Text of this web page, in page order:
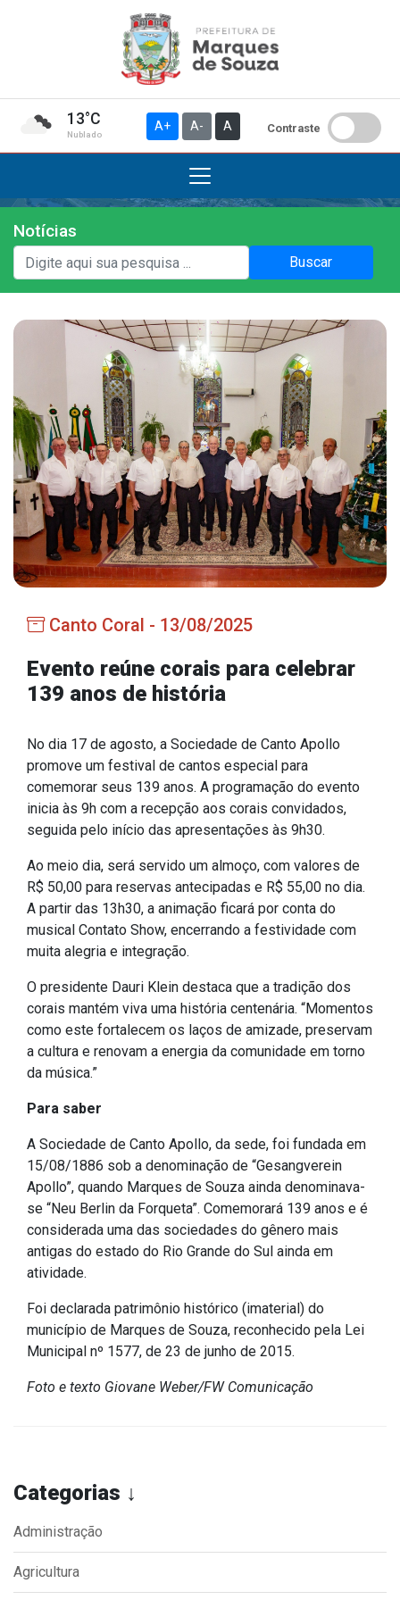
13°C
Nublado
A+ A- A Contraste
Institucional
A Prefeitura
Gabinete do Vice-prefeito
História do Município
Símbolos Oficiais
Estrutura Organizacional
Secretarias
Administração
Agricultura e Meio Ambiente
Educação, Cultura, Desporto e Turismo
Obras
Saúde
Serviços
IPTU 2026
Ouvidoria
Portal do Cidadão
Portal do Servidor
Publicações
Diário Oficial (Novo)
Recursos Humanos
Processo Seletivo
Seletivo Simplificado
Concursos
Instruções Normativas
Licitações
Chamamentos Públicos
Leis, Decretos e Portarias
Radar da Transparência
Cespro
Notícias
Buscar
Categorias ↓
Administração
Agricultura
Canto Coral - 13/08/2025
Evento reúne corais para celebrar
139 anos de história
No dia 17 de agosto, a Sociedade de Canto Apollo
promove um festival de cantos especial para
comemorar seus 139 anos. A programação do evento
inicia às 9h com a recepção aos corais convidados,
seguida pelo início das apresentações às 9h30.
Ao meio dia, será servido um almoço, com valores de
R$ 50,00 para reservas antecipadas e R$ 55,00 no dia.
A partir das 13h30, a animação ficará por conta do
musical Contato Show, encerrando a festividade com
muita alegria e integração.
O presidente Dauri Klein destaca que a tradição dos
corais mantém viva uma história centenária. “Momentos
como este fortalecem os laços de amizade, preservam
a cultura e renovam a energia da comunidade em torno
da música.”
Para saber
A Sociedade de Canto Apollo, da sede, foi fundada em
15/08/1886 sob a denominação de “Gesangverein
Apollo”, quando Marques de Souza ainda denominava-
se “Neu Berlin da Forqueta”. Comemorará 139 anos e é
considerada uma das sociedades do gênero mais
antigas do estado do Rio Grande do Sul ainda em
atividade.
Foi declarada patrimônio histórico (imaterial) do
município de Marques de Souza, reconhecido pela Lei
Municipal nº 1577, de 23 de junho de 2015.
Foto e texto Giovane Weber/FW Comunicação